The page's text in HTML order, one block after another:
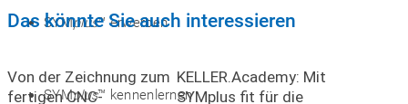
SYMplus™ erwerben
SYMplus™ kennenlernen
Das könnte Sie auch interessieren
Von der Zeichnung zum
fertigen CNC-
KELLER.Academy: Mit
SYMplus fit für die